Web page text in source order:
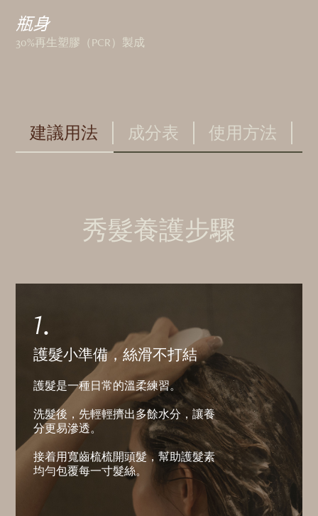
瓶身
30%再生塑膠（PCR）製成
建議用法 成分表 使用方法
秀髮養護步驟
1.
護髮小準備，絲滑不打結
護髮是一種日常的溫柔練習。
洗髮後，先輕輕擠出多餘水分，讓養
分更易滲透。
接着用寬齒梳梳開頭髮，幫助護髮素
均勻包覆每一寸髮絲。